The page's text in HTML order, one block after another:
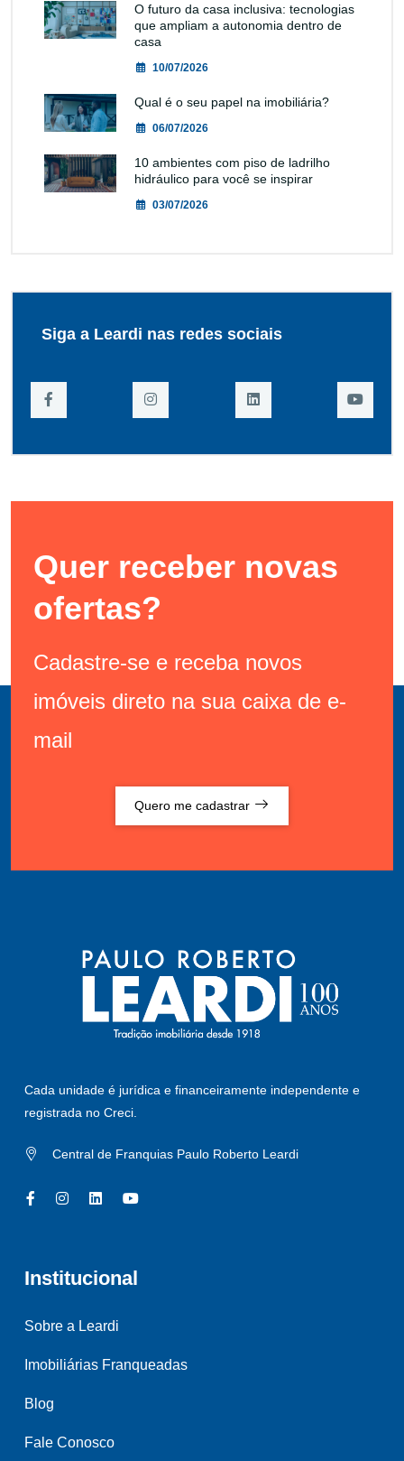
O futuro da casa inclusiva: tecnologias
que ampliam a autonomia dentro de
casa
10/07/2026
Qual é o seu papel na imobiliária?
06/07/2026
10 ambientes com piso de ladrilho
hidráulico para você se inspirar
03/07/2026
Siga a Leardi nas redes sociais
Quer receber novas
ofertas?
Cadastre-se e receba novos
imóveis direto na sua caixa de e-
mail
Quero me cadastrar
Cada unidade é jurídica e financeiramente independente e
registrada no Creci.
Central de Franquias Paulo Roberto Leardi
Institucional
Sobre a Leardi
Imobiliárias Franqueadas
Blog
Fale Conosco